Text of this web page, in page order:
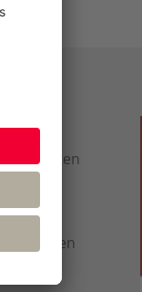
Juristen